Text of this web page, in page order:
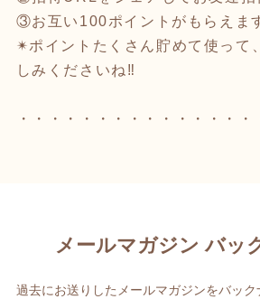
③お互い100ポイントがもらえま
✴︎ポイントたくさん貯めて使って
しみくださいね‼︎
・・・・・・・・・・・・・・・
メールマガジン バッ
過去にお送りしたメールマガジンをバッ